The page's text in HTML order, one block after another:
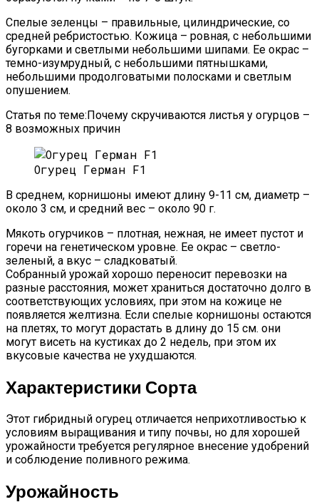
Спелые зеленцы – правильные, цилиндрические, со
средней ребристостью. Кожица – ровная, с небольшими
бугорками и светлыми небольшими шипами. Ее окрас –
темно-изумрудный, с небольшими пятнышками,
небольшими продолговатыми полосками и светлым
опушением.
Статья по теме:Почему скручиваются листья у огурцов –
8 возможных причин
Огурец Герман F1
В среднем, корнишоны имеют длину 9-11 см, диаметр –
около 3 см, и средний вес – около 90 г.
Мякоть огурчиков – плотная, нежная, не имеет пустот и
горечи на генетическом уровне. Ее окрас – светло-
зеленый, а вкус – сладковатый.
Собранный урожай хорошо переносит перевозки на
разные расстояния, может храниться достаточно долго в
соответствующих условиях, при этом на кожице не
появляется желтизна. Если спелые корнишоны остаются
на плетях, то могут дорастать в длину до 15 см. они
могут висеть на кустиках до 2 недель, при этом их
вкусовые качества не ухудшаются.
Характеристики Сорта
Этот гибридный огурец отличается неприхотливостью к
условиям выращивания и типу почвы, но для хорошей
урожайности требуется регулярное внесение удобрений
и соблюдение поливного режима.
Урожайность